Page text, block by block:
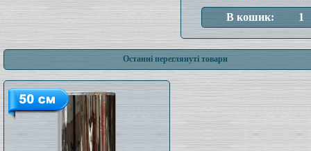
Останні переглянуті товари